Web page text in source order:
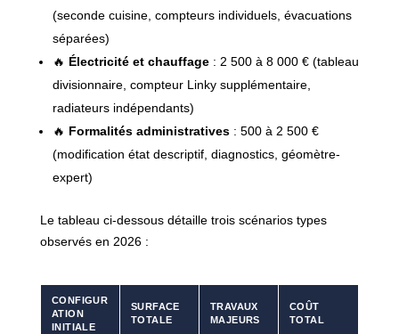
(seconde cuisine, compteurs individuels, évacuations
séparées)
🔥 Électricité et chauffage: 2 500 à 8 000 € (tableau
divisionnaire, compteur Linky supplémentaire,
radiateurs indépendants)
🔥 Formalités administratives: 500 à 2 500 €
(modification état descriptif, diagnostics, géomètre-
expert)
Le tableau ci-dessous détaille trois scénarios types
observés en 2026 :
CONFIGUR
ATION
INITIALE
SURFACE
TOTALE
TRAVAUX
MAJEURS
COÛT
TOTAL